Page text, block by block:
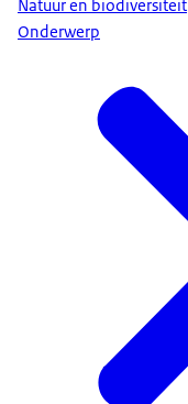
Natuur en biodiversiteit
Onderwerp